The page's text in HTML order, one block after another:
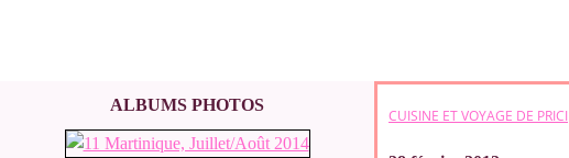
ALBUMS PHOTOS
CUISINE ET VOYAGE DE PRICI